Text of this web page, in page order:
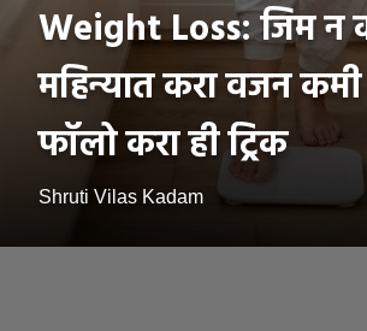
Weight Loss: जिम न
महिन्यात करा वजन
फॉलो करा ही ट्रिक
Shruti Vilas Kadam